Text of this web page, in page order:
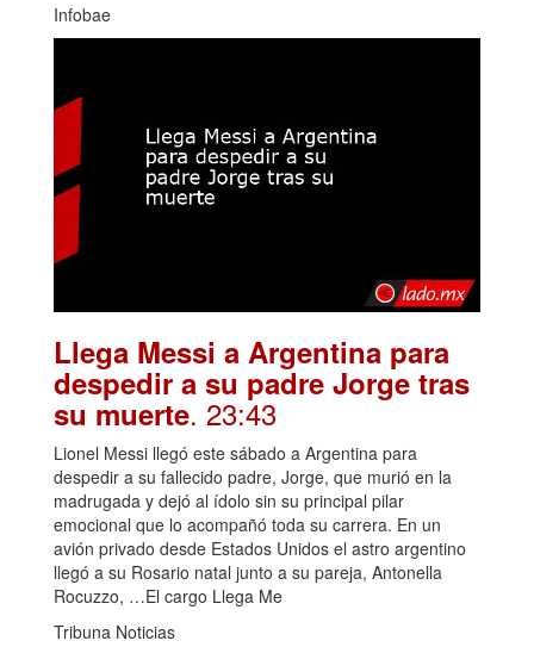
Infobae
Llega Messi a Argentina para
despedir a su padre Jorge tras
su muerte. 23:43
Lionel Messi llegó este sábado a Argentina para
despedir a su fallecido padre, Jorge, que murió en la
madrugada y dejó al ídolo sin su principal pilar
emocional que lo acompañó toda su carrera. En un
avión privado desde Estados Unidos el astro argentino
llegó a su Rosario natal junto a su pareja, Antonella
Rocuzzo, …El cargo Llega Me
Tribuna Noticias